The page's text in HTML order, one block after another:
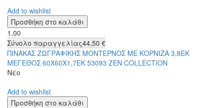
Add to wishlist
1.00
Σύνολο παραγγελίας44,50 €
ΠΙΝΑΚΑΣ ΖΩΓΡΑΦΙΚΗΣ ΜΟΝΤΕΡΝΟΣ ΜΕ ΚΟΡΝΙΖΑ 3,8ΕΚ
ΜΕΓΕΘΟΣ 60Χ60Χ1,7ΕΚ 53093 ZEN COLLECTION
Νέο
Add to wishlist